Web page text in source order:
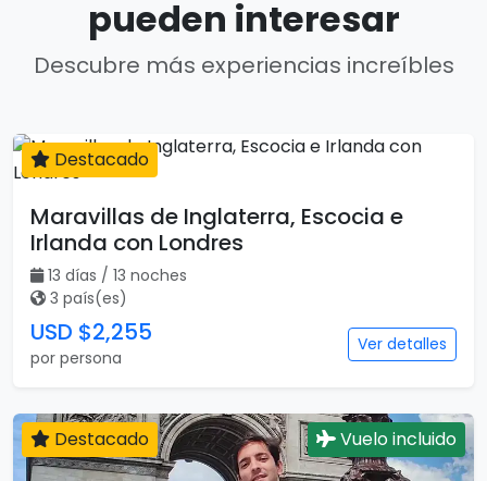
pueden interesar
Descubre más experiencias increíbles
13 días
Destacado
Irlanda con Londres
13 días / 13 noches
3 país(es)